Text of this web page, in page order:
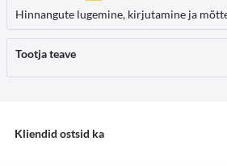
Hinnangute lugemine, kirjutamine ja
Tootja teave
Kliendid ostsid ka